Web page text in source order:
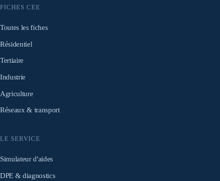
FICHES CEE
Toutes les fiches
Résidentiel
Tertiaire
Industrie
Agriculture
Réseaux & transport
LE SERVICE
Simulateur d'aides
DPE & diagnostics